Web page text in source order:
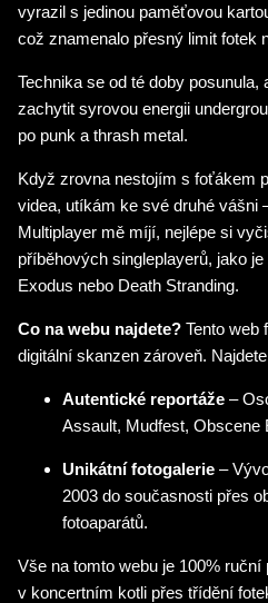
vyrazil s jedinou paměťovou
což znamenalo přesný limit fotek
Technika se od té doby posunula,
zachytit syrovou energii
po punk a thrash metal.
Když zrovna nestojím s foťákem
videa, utíkám ke své druhé vášni
Multiplayer mě míjí, nejlépe si
příběhových singleplayerů, jako
Exodus nebo Death Stranding.
Co na webu najdete? Tento web
digitální skanzen zároveň.
Autentické reportáže –
Assault, Mudfest,
Unikátní fotogalerie –
2003 do současnosti přes
fotoaparátů.
Vše na tomto webu je 100%
v koncertním kotli přes třídění